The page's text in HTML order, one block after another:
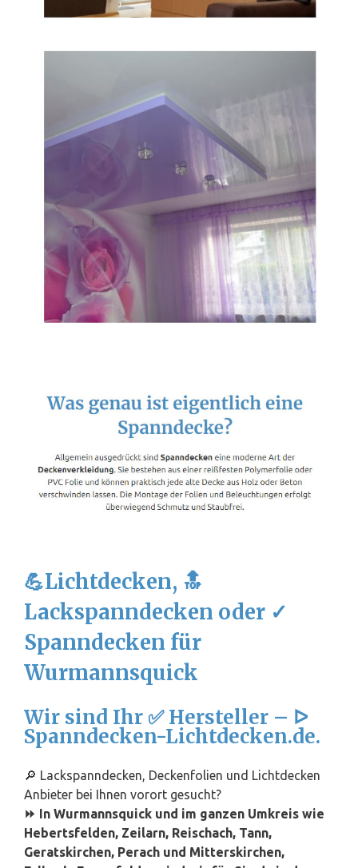
💪Lichtdecken, 🔝
Lackspanndecken oder ✓
Spanndecken für
Wurmannsquick
Wir sind Ihr ✅ Hersteller – ᐅ
Spanndecken-Lichtdecken.de.
🔎 Lackspanndecken, Deckenfolien und Lichtdecken
Anbieter bei Ihnen vorort gesucht?
⏩ In Wurmannsquick und im ganzen Umkreis wie
Hebertsfelden, Zeilarn, Reischach, Tann,
Geratskirchen, Perach und Mitterskirchen,